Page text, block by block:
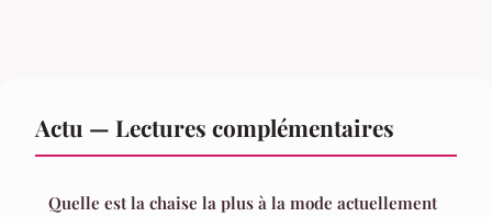
Actu — Lectures complémentaires
Quelle est la chaise la plus à la mode actuellement